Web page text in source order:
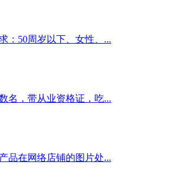
：50周岁以下、女性、...
名，带从业资格证，吃...
品在网络店铺的图片处...